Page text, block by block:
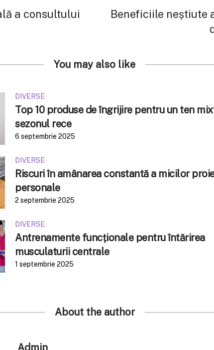
a consultului
Beneficiile neștiute
You may also like
DIVERSE
Top 10 produse de îngrijire pentru un ten
sezonul rece
6 septembrie 2025
DIVERSE
Riscuri în amânarea constantă a micilor
personale
2 septembrie 2025
DIVERSE
Antrenamente funcționale pentru întărirea
musculaturii centrale
1 septembrie 2025
About the author